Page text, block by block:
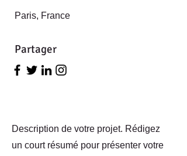
Paris, France
Partager
Description de votre projet. Rédigez
un court résumé pour présenter votre